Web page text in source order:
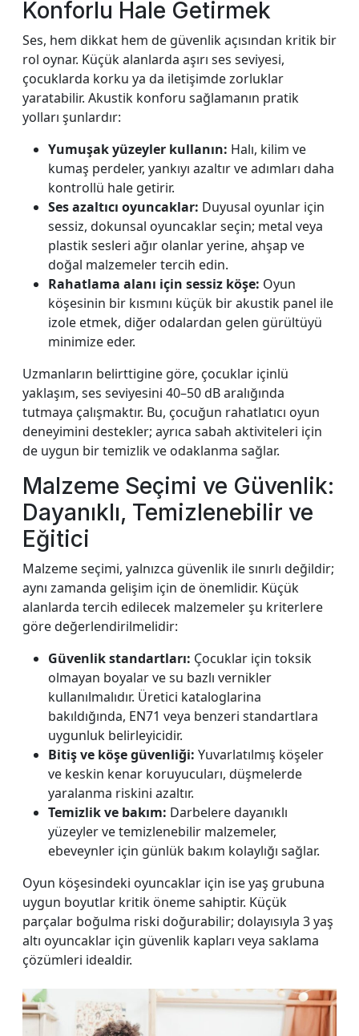
Konforlu Hale Getirmek
Ses, hem dikkat hem de güvenlik açısından kritik bir
rol oynar. Küçük alanlarda aşırı ses seviyesi,
çocuklarda korku ya da iletişimde zorluklar
yaratabilir. Akustik konforu sağlamanın pratik
yolları şunlardır:
Yumuşak yüzeyler kullanın: Halı, kilim ve
kumaş perdeler, yankıyı azaltır ve adımları daha
kontrollü hale getirir.
Ses azaltıcı oyuncaklar: Duyusal oyunlar için
sessiz, dokunsal oyuncaklar seçin; metal veya
plastik sesleri ağır olanlar yerine, ahşap ve
doğal malzemeler tercih edin.
Rahatlama alanı için sessiz köşe: Oyun
köşesinin bir kısmını küçük bir akustik panel ile
izole etmek, diğer odalardan gelen gürültüyü
minimize eder.
Uzmanların belirttigine göre, çocuklar içinlü
yaklaşım, ses seviyesini 40–50 dB aralığında
tutmaya çalışmaktır. Bu, çocuğun rahatlatıcı oyun
deneyimini destekler; ayrıca sabah aktiviteleri için
de uygun bir temizlik ve odaklanma sağlar.
Malzeme Seçimi ve Güvenlik:
Dayanıklı, Temizlenebilir ve
Eğitici
Malzeme seçimi, yalnızca güvenlik ile sınırlı değildir;
aynı zamanda gelişim için de önemlidir. Küçük
alanlarda tercih edilecek malzemeler şu kriterlere
göre değerlendirilmelidir:
Güvenlik standartları: Çocuklar için toksik
olmayan boyalar ve su bazlı vernikler
kullanılmalıdır. Üretici kataloglarina
bakıldığında, EN71 veya benzeri standartlara
uygunluk belirleyicidir.
Bitiş ve köşe güvenliği: Yuvarlatılmış köşeler
ve keskin kenar koruyucuları, düşmelerde
yaralanma riskini azaltır.
Temizlik ve bakım: Darbelere dayanıklı
yüzeyler ve temizlenebilir malzemeler,
ebeveynler için günlük bakım kolaylığı sağlar.
Oyun köşesindeki oyuncaklar için ise yaş grubuna
uygun boyutlar kritik öneme sahiptir. Küçük
parçalar boğulma riski doğurabilir; dolayısıyla 3 yaş
altı oyuncaklar için güvenlik kapları veya saklama
çözümleri idealdir.